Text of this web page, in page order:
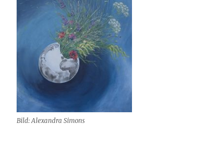
Bild: Alexandra Simons